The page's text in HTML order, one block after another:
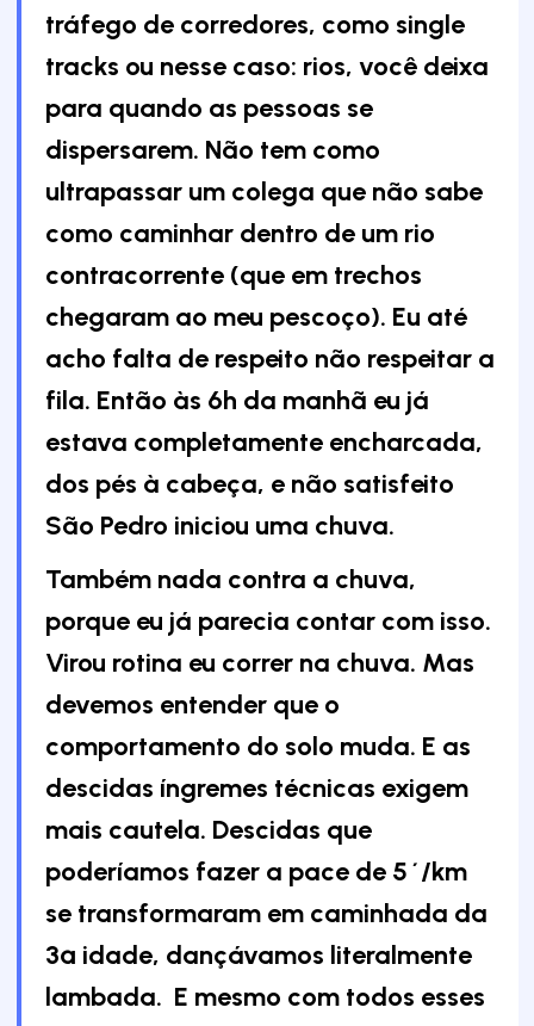
tráfego de corredores, como single
tracks ou nesse caso: rios, você deixa
para quando as pessoas se
dispersarem. Não tem como
ultrapassar um colega que não sabe
como caminhar dentro de um rio
contracorrente (que em trechos
chegaram ao meu pescoço). Eu até
acho falta de respeito não respeitar a
fila. Então às 6h da manhã eu já
estava completamente encharcada,
dos pés à cabeça, e não satisfeito
São Pedro iniciou uma chuva.
Também nada contra a chuva,
porque eu já parecia contar com isso.
Virou rotina eu correr na chuva. Mas
devemos entender que o
comportamento do solo muda. E as
descidas íngremes técnicas exigem
mais cautela. Descidas que
poderíamos fazer a pace de 5´/km
se transformaram em caminhada da
3ª idade, dançávamos literalmente
lambada. E mesmo com todos esses